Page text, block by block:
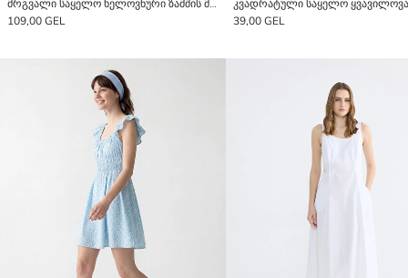
მრგვალი საყელო ხელოვნური ზამშის მინი კაბა
109,00 GEL
39,00 GEL